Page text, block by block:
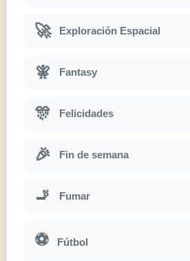
🚀 Exploración Espacial
🧚 Fantasy
🎊 Felicidades
🎉 Fin de semana
🚬 Fumar
⚽ Fútbol